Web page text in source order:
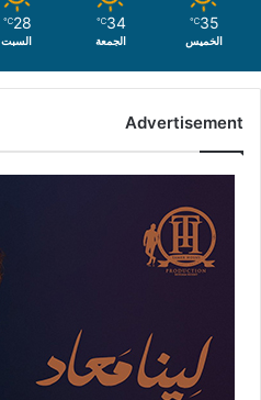
35
℃
الخميس
34
℃
الجمعة
28
℃
السبت
Advertisement